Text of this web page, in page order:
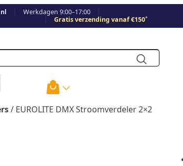
Werkdagen 9:00–17:00
Gratis verzending vanaf €150*
/ EUROLITE DMX Stroomverdeler 2×2